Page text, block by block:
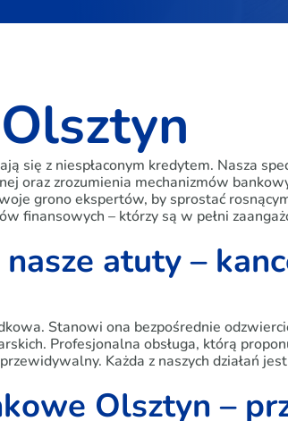
się z niespłaconym kredytem. Nasza
oraz zrozumienia mechanizmów
grono ekspertów, by sprostać
finansowych – którzy są w pełni
atuty –
Stanowi ona bezpośrednie
Profesjonalna obsługa, którą
Każda z naszych działań
Olsztyn –